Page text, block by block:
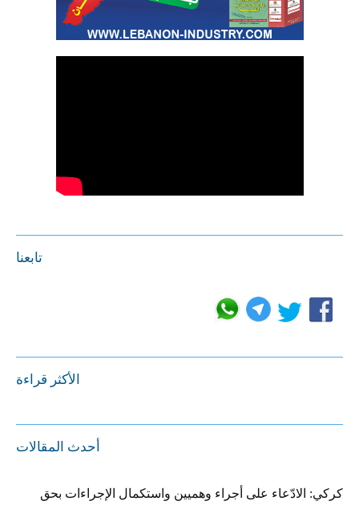
تابعنا
الأكثر قراءة
أحدث المقالات
كركي: الادّعاء على أجراء وهميين واستكمال الإجراءات بحق